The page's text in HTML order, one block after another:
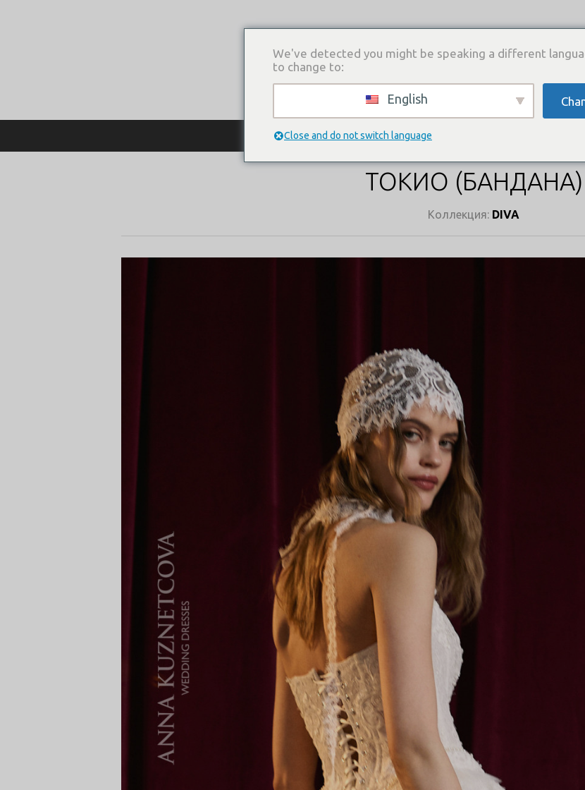
КАТАЛОГ ПЛАТЬЕВ ГДЕ КУПИТЬ
КАТАЛОГ ПЛАТЬЕВ
ТОКИО (БАНДАНА)
Коллекция: DIVA
We've detected you might be speaking a different
to change to:
English
Close and do not switch language